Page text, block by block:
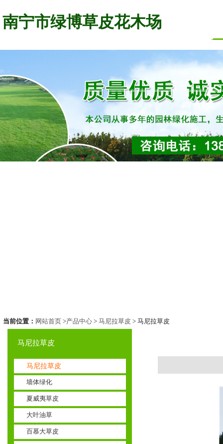
南宁市绿博草皮花木场
当前位置： 网站首页 >产品中心 > 马尼拉草皮 > 马尼拉草皮
马尼拉草皮
马尼拉草皮
墙体绿化
夏威夷草皮
大叶油草
百慕大草皮